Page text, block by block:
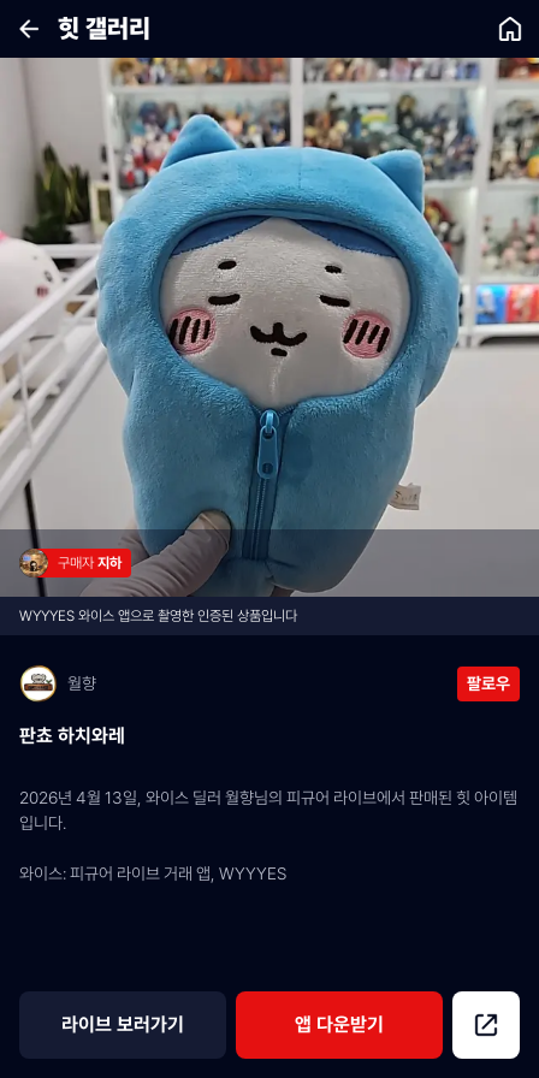
힛 갤러리
구매자 지하
WYYYES 와이스 앱으로 촬영한 인증된 상품입니다
월향 팔로우
판쵸 하치와레
2026년 4월 13일, 와이스 딜러 월향님의 피규어 라이브에서 판매된 힛 아이템
입니다.
와이스: 피규어 라이브 거래 앱, WYYYES
라이브 보러가기 앱 다운받기